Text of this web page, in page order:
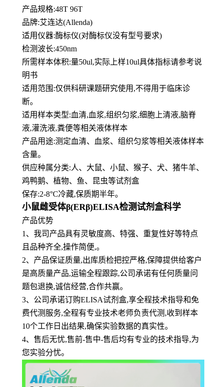
产品规格:48T 96T
品牌:艾连达(Allenda)
适用仪器:酶标仪(对酶标仪没有型号要求)
检测波长:450nm
所需样本体积:量50ul,实际上样10ul具体指标请参考说
明书
适用范围:仅供科研课题研究使用,不得用于临床诊
断。
适用样本类型:血清,血浆,组织匀浆,细胞上清液,脑脊
液,灌洗液,粪便等相关液体样本
产品用途:测定血清、血浆、组织匀浆等相关液体样本
含量。
供应种属分类:人、大鼠、小鼠、猴子、犬、猪牛羊、
鸡鸭鹅、植物、鱼、昆虫等试剂盒
保存:2-8°C冷藏,保质期半年。
小鼠雌受体β(ERβ)ELISA检测试剂盒科学
产品优势
1 、 我司产品具有灵敏度高、特强、重复性好等特点
且品种齐全,操作简便,。
2、产品保证质量,出库质检把控严格,保障提供给客户
是高质量产品,运输全程跟踪,公司承诺有任何质量问
题包退换,诚信经营,合作共赢。
3、公司承诺订购ELISA试剂盒,享全程技术指导和免
费代测服务,全程有专业技术老师负责代测,收到样本
10个工作日出结果,确保实验数据的真实性。
4、售后无忧,售前-售中-售后均有专业的技术指导,为
您实验分忧。